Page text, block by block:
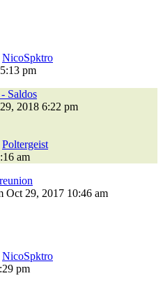
NicoSpktro
pm
Saldos
2018 6:22 pm
Poltergeist
am
Oct 29, 2017 10:46 am
NicoSpktro
pm